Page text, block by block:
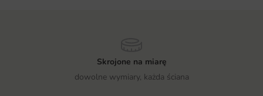
Skrojone na miarę
dowolne wymiary, każda ściana